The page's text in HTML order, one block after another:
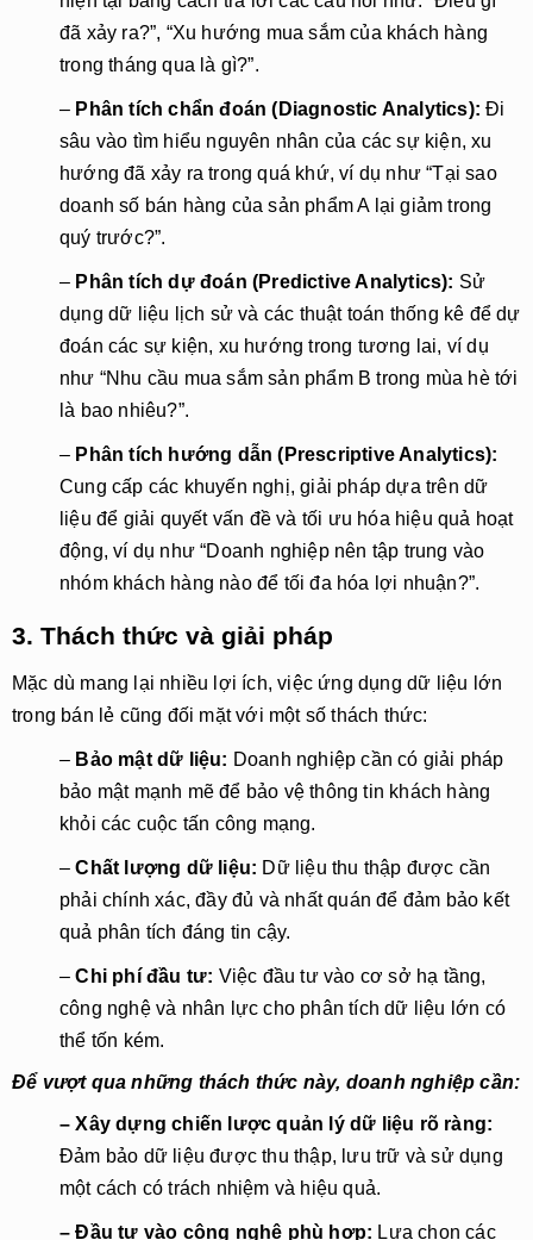
đã xảy ra?”, “Xu hướng mua sắm của khách hàng
trong tháng qua là gì?”.
– Phân tích chẩn đoán (Diagnostic Analytics):Đi
sâu vào tìm hiểu nguyên nhân của các sự kiện, xu
hướng đã xảy ra trong quá khứ, ví dụ như “Tại sao
doanh số bán hàng của sản phẩm A lại giảm trong
quý trước?”.
– Phân tích dự đoán (Predictive Analytics): Sử
dụng dữ liệu lịch sử và các thuật toán thống kê để dự
đoán các sự kiện, xu hướng trong tương lai, ví dụ
như “Nhu cầu mua sắm sản phẩm B trong mùa hè tới
là bao nhiêu?”.
– Phân tích hướng dẫn (Prescriptive Analytics):
Cung cấp các khuyến nghị, giải pháp dựa trên dữ
liệu để giải quyết vấn đề và tối ưu hóa hiệu quả hoạt
động, ví dụ như “Doanh nghiệp nên tập trung vào
nhóm khách hàng nào để tối đa hóa lợi nhuận?”.
3. Thách thức và giải pháp
Mặc dù mang lại nhiều lợi ích, việc ứng dụng dữ liệu lớn
trong bán lẻ cũng đối mặt với một số thách thức:
– Bảo mật dữ liệu: Doanh nghiệp cần có giải pháp
bảo mật mạnh mẽ để bảo vệ thông tin khách hàng
khỏi các cuộc tấn công mạng.
–Chất lượng dữ liệu: Dữ liệu thu thập được cần
phải chính xác, đầy đủ và nhất quán để đảm bảo kết
quả phân tích đáng tin cậy.
–Chi phí đầu tư: Việc đầu tư vào cơ sở hạ tầng,
công nghệ và nhân lực cho phân tích dữ liệu lớn có
thể tốn kém.
Để vượt qua những thách thức này, doanh nghiệp cần:
– Xây dựng chiến lược quản lý dữ liệu rõ ràng:
Đảm bảo dữ liệu được thu thập, lưu trữ và sử dụng
một cách có trách nhiệm và hiệu quả.
– Đầu tư vào công nghệ phù hợp: Lựa chọn các